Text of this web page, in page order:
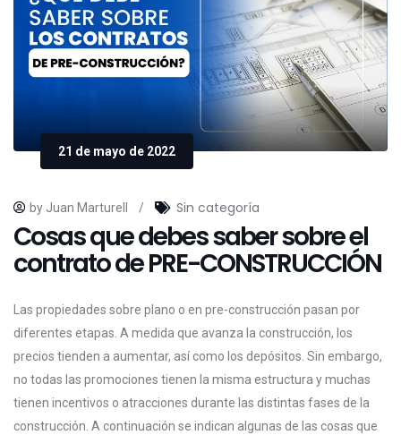
21 de mayo de 2022
by Juan Marturell / Sin categoría
Cosas que debes saber sobre el
contrato de PRE-CONSTRUCCIÓN
Las propiedades sobre plano o en pre-construcción pasan por
diferentes etapas. A medida que avanza la construcción, los
precios tienden a aumentar, así como los depósitos. Sin embargo,
no todas las promociones tienen la misma estructura y muchas
tienen incentivos o atracciones durante las distintas fases de la
construcción. A continuación se indican algunas de las cosas que